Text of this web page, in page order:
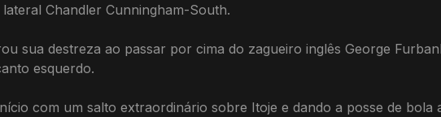
Chandler Cunningham-South.
sua destreza ao passar por cima do zagueiro inglês George
esquerdo.
com um salto extraordinário sobre Itoje e dando a posse de bola